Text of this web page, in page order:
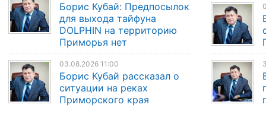
Борис Кубай: Предпосылок
для выхода тайфуна
DOLPHIN на территорию
Приморья нет
03.08.2026 11:00
Борис Кубай рассказал о
ситуации на реках
Приморского края